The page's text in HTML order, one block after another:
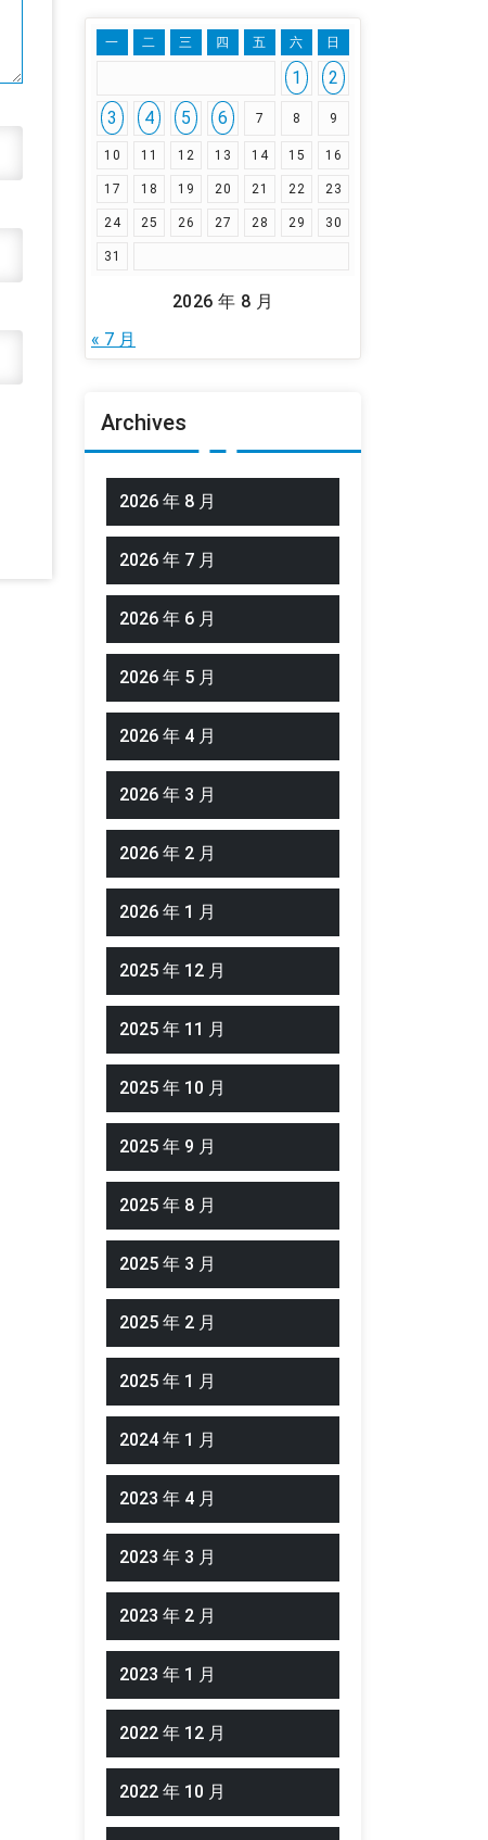
2026 年 8 月
一 二 三 四 五 六 日
1
2
3
4 5 6 7 8 9
10 11 12 13 14 15 16
17 18 19 20 21 22 23
24 25 26 27 28 29 30
31
« 7 月
Archives
2026 年 8 月
2026 年 7 月
2026 年 6 月
2026 年 5 月
2026 年 4 月
2026 年 3 月
2026 年 2 月
2026 年 1 月
2025 年 12 月
2025 年 11 月
2025 年 10 月
2025 年 9 月
2025 年 8 月
2025 年 3 月
2025 年 2 月
2025 年 1 月
2024 年 1 月
2023 年 4 月
2023 年 3 月
2023 年 2 月
2023 年 1 月
2022 年 12 月
2022 年 10 月